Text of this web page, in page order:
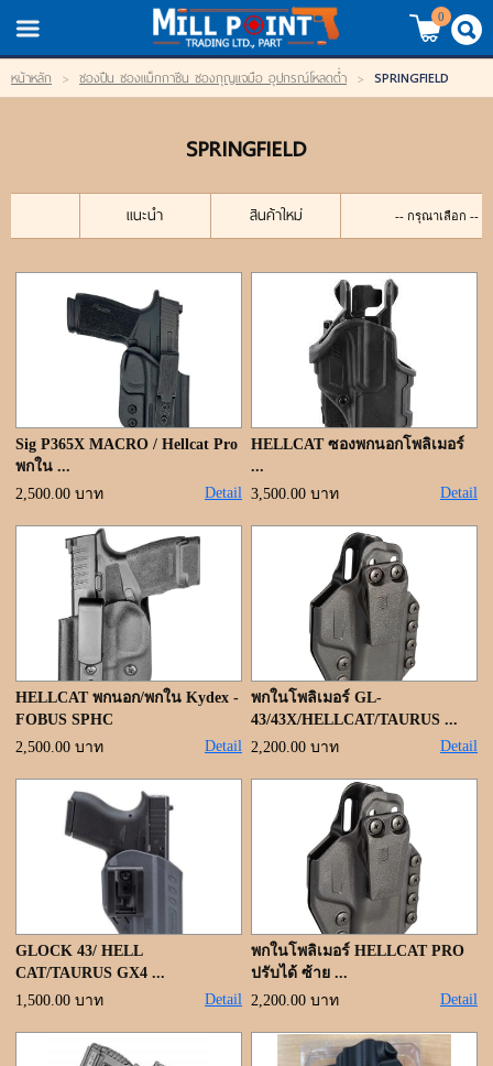
TH/EN
LOGIN REGISTER
My Wishlist
สินค้า
แบรนด์
สินค้าลดราคา
เข้าสู่ระบบ
ขั้นตอนการสั่งซื้อ
แจ้งชำระเงิน
ค้นหาสินค้า
ติดต่อเรา
0
หน้าหลัก > ซองปืน ซองแม็กกาซีน ซองกุญแจมือ อุปกรณ์โหลดต่ำ > SPRINGFIELD
SPRINGFIELD
แนะนำ สินค้าใหม่
Sig P365X MACRO / Hellcat Pro
พกใน ...
2,500.00 บาท
Detail
HELLCAT ซองพกนอกโพลิเมอร์
...
3,500.00 บาท
Detail
HELLCAT พกนอก/พกใน Kydex -
FOBUS SPHC
2,500.00 บาท
Detail
พกในโพลิเมอร์ GL-
43/43X/HELLCAT/TAURUS ...
2,200.00 บาท
Detail
GLOCK 43/ HELL
CAT/TAURUS GX4 ...
1,500.00 บาท
Detail
พกในโพลิเมอร์ HELLCAT PRO
ปรับได้ ซ้าย ...
2,200.00 บาท
Detail